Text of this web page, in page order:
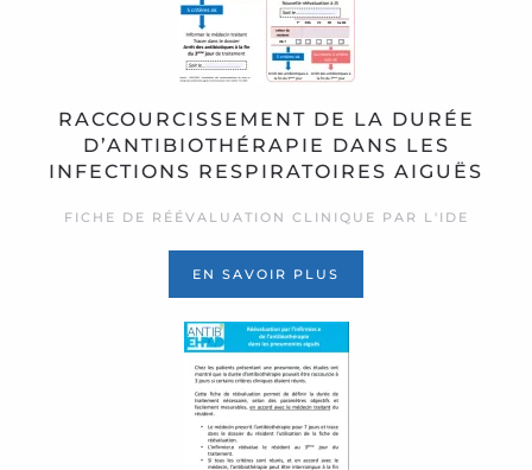
RACCOURCISSEMENT DE LA DURÉE
D’ANTIBIOTHÉRAPIE DANS LES
INFECTIONS RESPIRATOIRES AIGUËS
FICHE DE RÉÉVALUATION CLINIQUE PAR L'IDE
EN SAVOIR PLUS